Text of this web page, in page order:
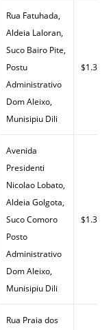
Rua Fatuhada,
Aldeia Laloran,
Suco Bairo Pite,
Postu
Administrativo
Dom Aleixo,
Munisipiu Dili
$1.33
Avenida
Presidenti
Nicolao Lobato,
Aldeia Golgota,
Suco Comoro
Posto
Administrativo
Dom Aleixo,
Munisipiu Dili
$1.35
Rua Praia dos